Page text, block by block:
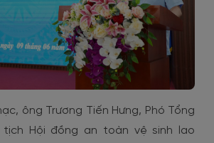
ông Trương Tiến Hưng, Phó Tổng
tịch Hội đồng an toàn vệ sinh lao